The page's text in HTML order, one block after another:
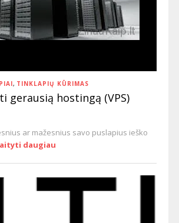
, TINKLAPIŲ KŪRIMAS
gerausią hostingą (VPS)
ar mažesnius savo puslapius ieško
daugiau